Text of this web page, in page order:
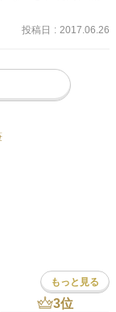
投稿日 : 2017.06.26
もっと見る
3位